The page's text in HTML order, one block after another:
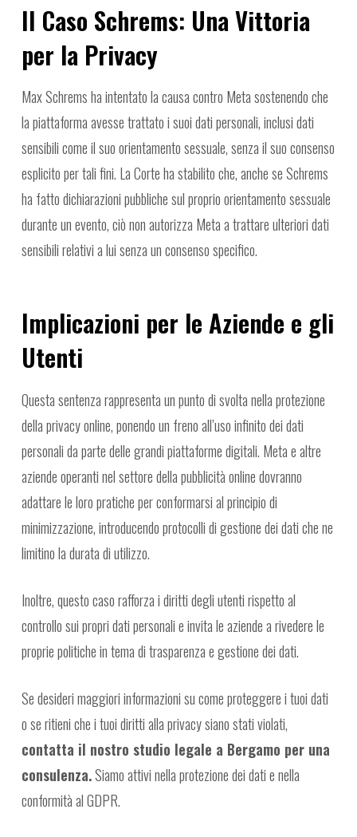
Il Caso Schrems: Una Vittoria
per la Privacy
Max Schrems ha intentato la causa contro Meta sostenendo che
la piattaforma avesse trattato i suoi dati personali, inclusi dati
sensibili come il suo orientamento sessuale, senza il suo consenso
esplicito per tali fini. La Corte ha stabilito che, anche se Schrems
ha fatto dichiarazioni pubbliche sul proprio orientamento sessuale
durante un evento, ciò non autorizza Meta a trattare ulteriori dati
sensibili relativi a lui senza un consenso specifico.
Implicazioni per le Aziende e gli
Utenti
Questa sentenza rappresenta un punto di svolta nella protezione
della privacy online, ponendo un freno all’uso infinito dei dati
personali da parte delle grandi piattaforme digitali. Meta e altre
aziende operanti nel settore della pubblicità online dovranno
adattare le loro pratiche per conformarsi al principio di
minimizzazione, introducendo protocolli di gestione dei dati che ne
limitino la durata di utilizzo.
Inoltre, questo caso rafforza i diritti degli utenti rispetto al
controllo sui propri dati personali e invita le aziende a rivedere le
proprie politiche in tema di trasparenza e gestione dei dati.
Se desideri maggiori informazioni su come proteggere i tuoi dati
o se ritieni che i tuoi diritti alla privacy siano stati violati,
contatta il nostro studio legale a Bergamo per una
consulenza.Siamo attivi nella protezione dei dati e nella
conformità al GDPR.